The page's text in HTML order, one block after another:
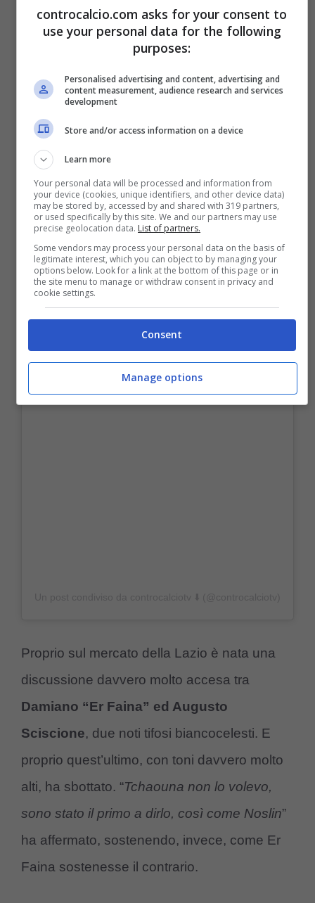
Visualizza questo post su Instagram
Proprio sul mercato della Lazio è nata una
discussione davvero molto accesa tra
Damiano “Er Faina” ed Augusto
Sciscione, due noti tifosi biancocelesti. E
proprio quest’ultimo, con toni davvero molto
alti, ha sbottato. “Tchaouna non lo volevo,
sono stato il primo a dirlo, così come Noslin”
ha affermato, sostenendo, invece, come Er
Faina sostenesse il contrario.
controcalcio.com asks for your consent to
use your personal data for the following
purposes:
Personalised advertising and content, advertising and
content measurement, audience research and services
development
Store and/or access information on a device
Learn more
Your personal data will be processed and information from
your device (cookies, unique identifiers, and other device data)
may be stored by, accessed by and shared with 319 partners,
or used specifically by this site. We and our partners may use
precise geolocation data. List of partners.
Some vendors may process your personal data on the basis of
legitimate interest, which you can object to by managing your
options below. Look for a link at the bottom of this page or in
the site menu to manage or withdraw consent in privacy and
cookie settings.
Consent
Manage options